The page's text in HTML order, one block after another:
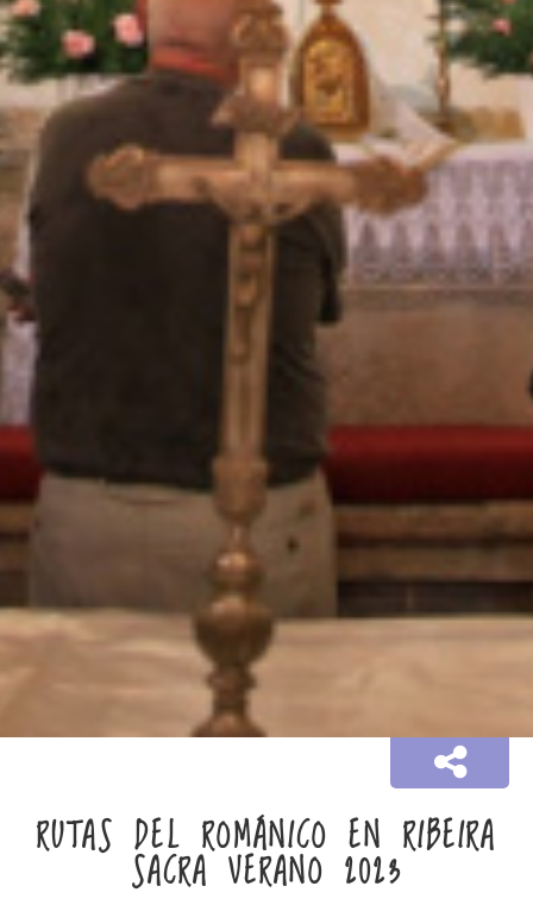
RUTAS DEL ROMÁNICO EN RIBEIRA
SACRA VERANO 2023